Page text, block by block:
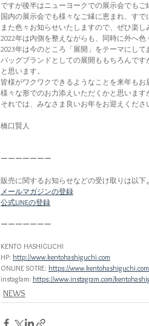
ですが後半はニューヨークでの展示会でも
国内の展示会でも様々なご縁に恵まれ、すで
また色々お知らせいたしますので、ぜひ楽し
2022年は内側を整えながらも、同時に外へ
2023年は今のところ「展開」をテーマにして
バッグブランドとしての展開ももちろんです
と思います。
皆様がワクワクできるようなことを来年もお
様々な形でのお力添えいただくかと思います
それでは、みなさま良いお年をお迎えくださ
橋口賢人
ーーーーーーー
販売に関するお知らせなどの受け取りは以下
メールマガジンの登録
公式LINEの登録
ーーーーーーー
KENTO HASHIGUCHI
HP: http://www.kentohashiguchi.com
ONLINE SOTRE: https://
instaglam: https://www.instagram.com/
NEWS